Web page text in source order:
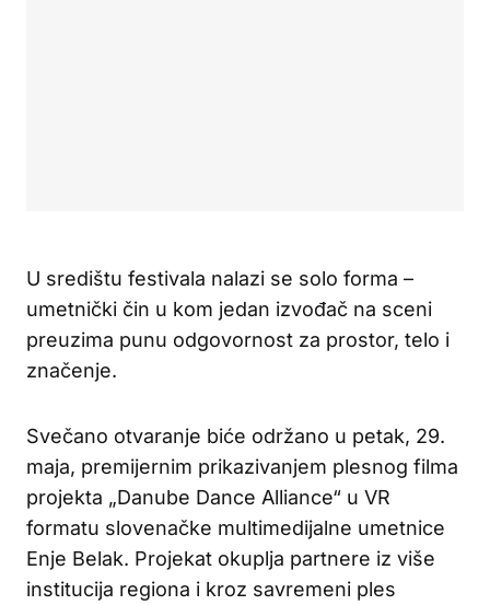
U središtu festivala nalazi se solo forma –
umetnički čin u kom jedan izvođač na sceni
preuzima punu odgovornost za prostor, telo i
značenje.
Svečano otvaranje biće održano u petak, 29.
maja, premijernim prikazivanjem plesnog filma
projekta „Danube Dance Alliance“ u VR
formatu slovenačke multimedijalne umetnice
Enje Belak. Projekat okuplja partnere iz više
institucija regiona i kroz savremeni ples